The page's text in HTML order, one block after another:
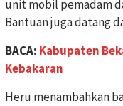
unit mobil pemadam
Bantuan juga datang
BACA: Kabupaten
Kebakaran
Heru menambahkan